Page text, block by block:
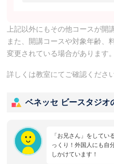
上記以外にもその他コースが開
また、開講コースや対象年齢、
変更されている場合があります。
詳しくは教室にてご確認ください
ベネッセ ビースタジオ
「お兄さん」をしてい
っくり！外国人にも自
しかけています！